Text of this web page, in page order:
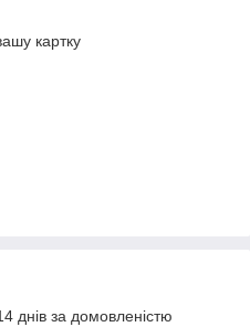
картку
днів за домовленістю